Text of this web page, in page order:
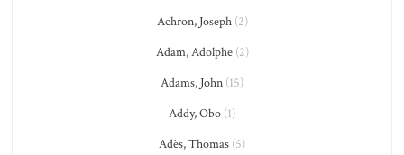
Achron, Joseph(2)
Adam, Adolphe(2)
Adams, John (15)
Addy, Obo (1)
Adès, Thomas (5)